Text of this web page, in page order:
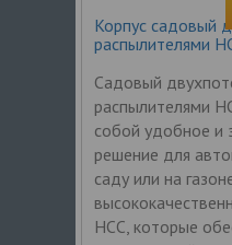
Корпус садовый
распылителями
Садовый
распылителями
собой удобное и
решение для
саду или на
HCC, которые